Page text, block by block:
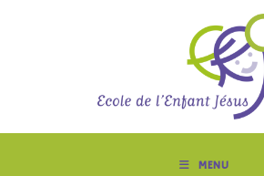
MENU